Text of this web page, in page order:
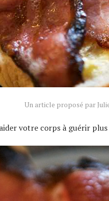
Un article proposé par
votre corps à guérir